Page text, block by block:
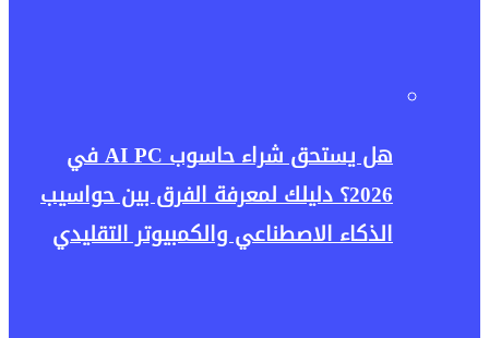
هل يستحق شراء حاسوب AI PC في
2026؟ دليلك لمعرفة الفرق بين حواسيب
الذكاء الاصطناعي والكمبيوتر التقليدي